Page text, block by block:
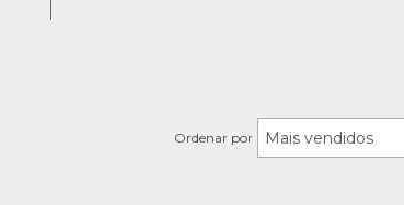
Ordenar por